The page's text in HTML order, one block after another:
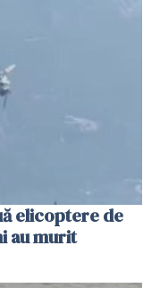
elicoptere de
au murit